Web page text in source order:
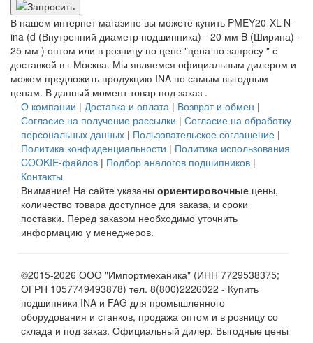
В нашем интернет магазине вы можете купить PMEY20-XL-N-
ina (d (Внутренний диаметр подшипника) - 20 мм B (Ширина) -
25 мм ) оптом или в розницу по цене "цена по запросу " с
доставкой в г Москва. Мы являемся официальным дилером и
можем предложить продукцию INA по самым выгодным
ценам. В данный момент товар под заказ .
О компании | Доставка и оплата | Возврат и обмен |
Согласие на получение рассылки | Согласие на обработку
персональных данных | Пользовательское соглашение |
Политика конфиденциальности | Политика использования
COOKIE-файлов | Подбор аналогов подшипников |
Контакты
Внимание! На сайте указаны ориентировочные цены,
количество товара доступное для заказа, и сроки
поставки. Перед заказом необходимо уточнить
информацию у менеджеров.
©2015-2026 ООО "Импортмеханика" (ИНН 7729538375;
ОГРН 1057749493878) тел. 8(800)2226022 - Купить
подшипники INA и FAG для промышленного
оборудования и станков, продажа оптом и в розницу со
склада и под заказ. Официальный дилер. Выгодные цены